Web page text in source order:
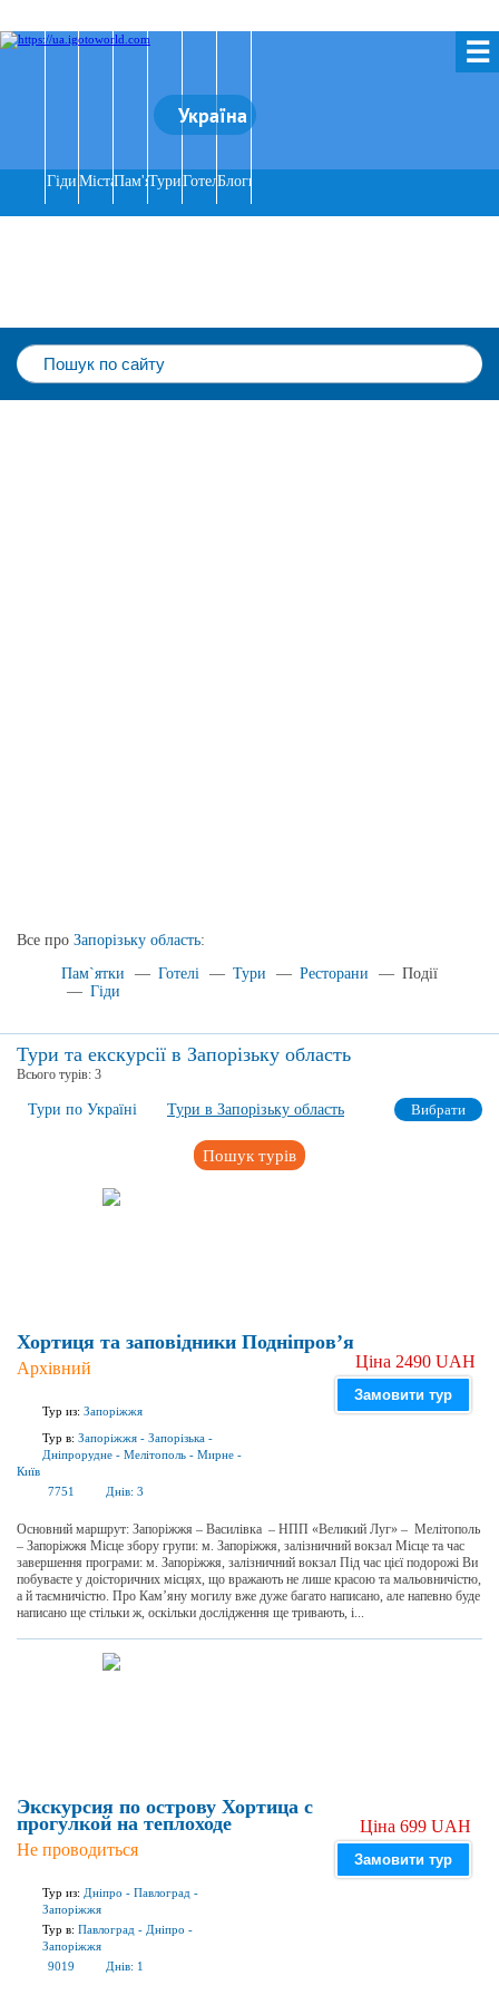
☰
Україна
Гіди МістаПам'ятки
ТуриГотеліБлоги
Все про Запорізьку область:
Пам`ятки
— Готелі — Тури — Ресторани — Події
— Гіди
Тури та екскурсії в Запорізьку область
Всього турів: 3
Тури по Україні Тури в Запорізьку область Вибрати
Пошук турів
Хортиця та заповідники Подніпров’я
Архівний
Тур из: Запоріжжя
Тур в: Запоріжжя - Запорізька -
Дніпрорудне - Мелітополь - Мирне -
Київ
7751
Днів: 3
Ціна 2490 UAH
Замовити тур
Основний маршрут: Запоріжжя – Василівка – НПП «Великий Луг» – Мелітополь
– Запоріжжя Місце збору групи: м. Запоріжжя, залізничний вокзал Місце та час
завершення програми: м. Запоріжжя, залізничний вокзал Під час цієї подорожі Ви
побуваєте у доісторичних місцях, що вражають не лише красою та мальовничістю,
а й таємничістю. Про Кам’яну могилу вже дуже багато написано, але напевно буде
написано ще стільки ж, оскільки дослідження ще тривають, і...
Экскурсия по острову Хортица с
прогулкой на теплоходе
Не проводиться
Тур из: Дніпро - Павлоград -
Запоріжжя
Тур в: Павлоград - Дніпро -
Запоріжжя
9019
Днів: 1
Ціна 699 UAH
Замовити тур